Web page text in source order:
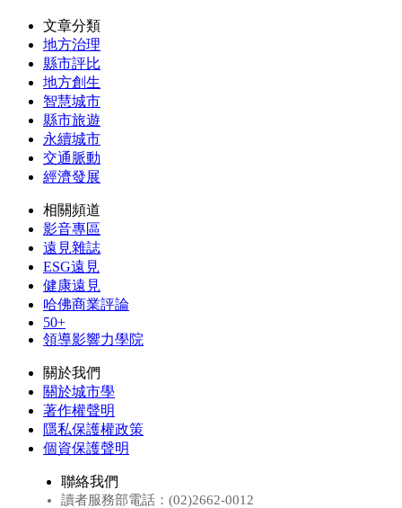
文章分類
地方治理
縣市評比
地方創生
智慧城市
縣市旅遊
永續城市
交通脈動
經濟發展
相關頻道
影音專區
遠見雜誌
ESG遠見
健康遠見
哈佛商業評論
50+
領導影響力學院
關於我們
關於城市學
著作權聲明
隱私保護權政策
個資保護聲明
聯絡我們
讀者服務部電話：(02)2662-0012